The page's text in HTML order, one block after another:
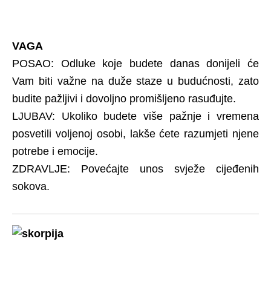
VAGA
POSAO: Odluke koje budete danas donijeli će
Vam biti važne na duže staze u budućnosti, zato
budite pažljivi i dovoljno promišljeno rasuđujte.
LJUBAV: Ukoliko budete više pažnje i vremena
posvetili voljenoj osobi, lakše ćete razumjeti njene
potrebe i emocije.
ZDRAVLJE: Povećajte unos svježe cijeđenih
sokova.